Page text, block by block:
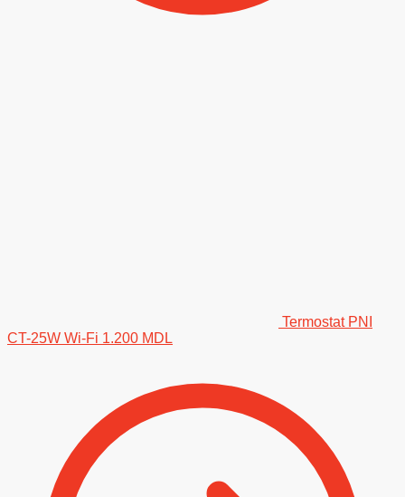
Termostat PNI
CT-25W Wi-Fi 1.200 MDL